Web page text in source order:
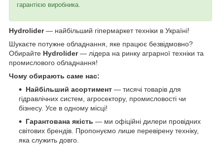
гарантією виробника.
Hydrolider— найбільший гіпермаркет техніки в Україні!
Шукаєте потужне обладнання, яке працює безвідмовно?
Обирайте Hydrolider— лідера на ринку аграрної техніки та
промислового обладнання!
Чому обирають саме нас:
Найбільший асортимент — тисячі товарів для
гідравлічних систем, агросектору, промисловості чи
бізнесу. Усе в одному місці!
Гарантована якість — ми офіційні дилери провідних
світових брендів. Пропонуємо лише перевірену техніку,
яка служить довго.